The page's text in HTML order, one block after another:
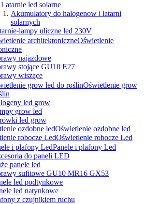
Latarnie led solarne
Akumulatory do halogenow i latarni
solarnych
lampy uliczne led 230V
Oświetlenie
najazdowe
stojące GU10 E27
wiszące
Oświetlenie grow
led grow
grow led
led grow
Oświetlenie ozdobne led
Oświetlenie robocze Led
Panele i plafony Led
do paneli LED
panele led
sufitowe GU10 MR16 GX53
led podtynkowe
led natynkowe
z czujnikiem ruchu